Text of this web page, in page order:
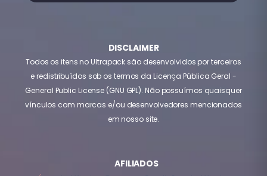
DISCLAIMER
Todos os itens no Ultrapack são desenvolvidos por terceiros
e redistribuídos sob os termos da Licença Pública Geral -
General Public License (GNU GPL). Não possuímos quaisquer
vínculos com marcas e/ou desenvolvedores mencionados
em nosso site.
AFILIADOS